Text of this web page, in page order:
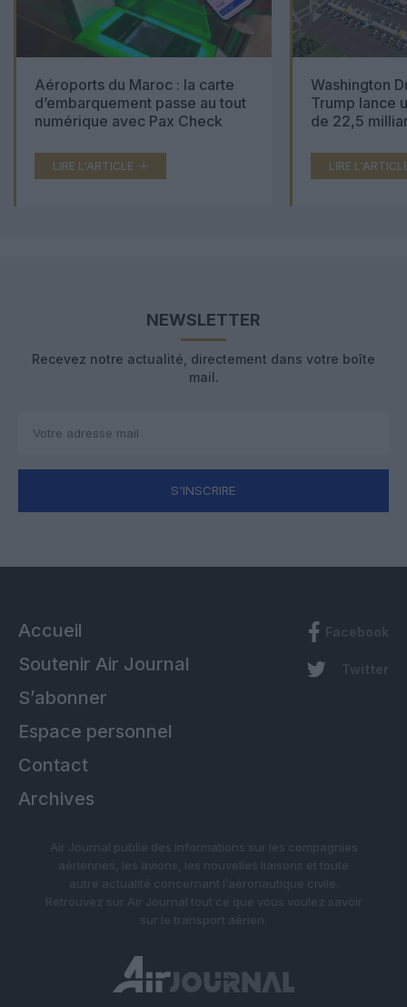
Aéroports du Maroc : la carte
d’embarquement passe au tout
numérique avec Pax Check
LIRE L'ARTICLE
Washington
Trump lance
de 22,5
LIRE
NEWSLETTER
Recevez notre actualité, directement dans votre boîte
mail.
S'INSCRIRE
Accueil
Soutenir Air Journal
S’abonner
Espace personnel
Contact
Archives